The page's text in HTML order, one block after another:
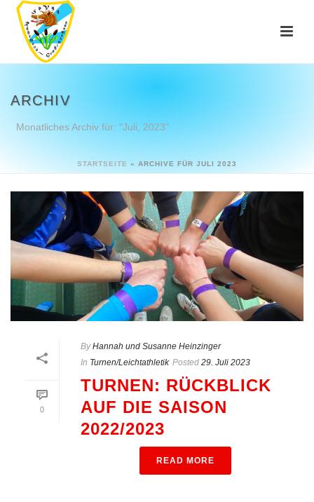
ARCHIV
Monatliches Archiv für: "Juli, 2023"
STARTSEITE » ARCHIVE FÜR JULI 2023
0
By Hannah und Susanne Heinzinger
In Turnen/Leichtathletik Posted 29. Juli 2023
TURNEN: RÜCKBLICK
AUF DIE SAISON
2022/2023
READ MORE